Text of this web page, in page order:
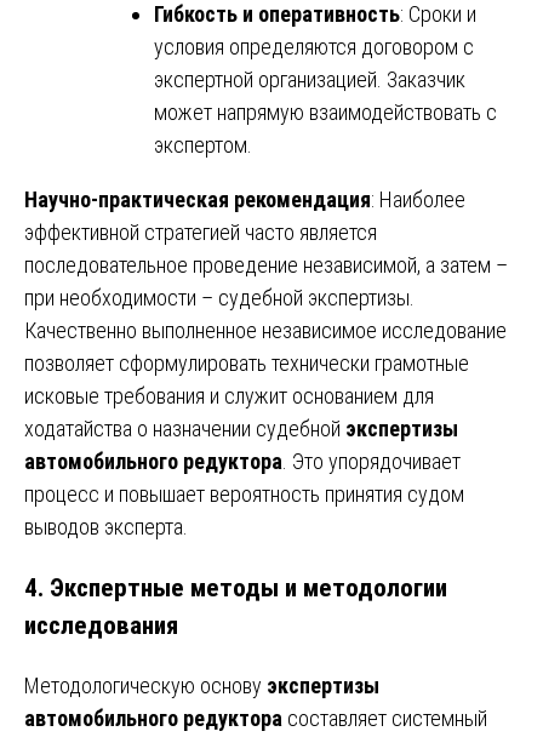
Гибкость и оперативность: Сроки и
условия определяются договором с
экспертной организацией. Заказчик
может напрямую взаимодействовать с
экспертом.
Научно-практическая рекомендация: Наиболее
эффективной стратегией часто является
последовательное проведение независимой, а затем –
при необходимости – судебной экспертизы.
Качественно выполненное независимое исследование
позволяет сформулировать технически грамотные
исковые требования и служит основанием для
ходатайства о назначении судебной экспертизы
автомобильного редуктора . Это упорядочивает
процесс и повышает вероятность принятия судом
выводов эксперта.
4. Экспертные методы и методологии
исследования
Методологическую основу экспертизы
автомобильного редуктора составляет системный